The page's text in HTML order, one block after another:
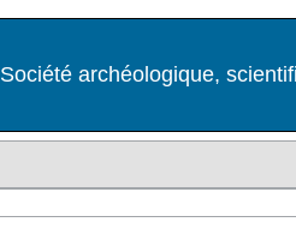
Société archéologique,